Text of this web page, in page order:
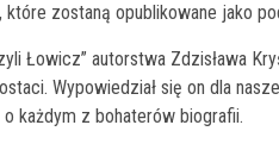
które zostaną opublikowane jako
Łowicz” autorstwa Zdzisława
Wypowiedział się on dla
każdym z bohaterów biografii.